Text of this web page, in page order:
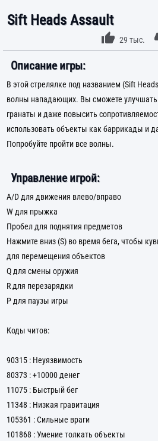
Sift Heads Assault
29 тыс.
Описание игры:
В этой стрелялке под названием (Sift
волны нападающих. Вы сможете улучшать
гранаты и даже повысить
использовать объекты как баррикады и
Попробуйте пройти все волны.
Управление игрой:
A/D для движения влево/вправо
W для прыжка
Пробел для поднятия предметов
Нажмите вниз (S) во время бега, чтобы
для перемещения объектов
Q для смены оружия
R для перезарядки
P для паузы игры
Коды читов:
90315 : Неуязвимость
80373 : +10000 денег
11075 : Быстрый бег
11348 : Низкая гравитация
105361 : Сильные враги
101868 : Умение толкать объекты